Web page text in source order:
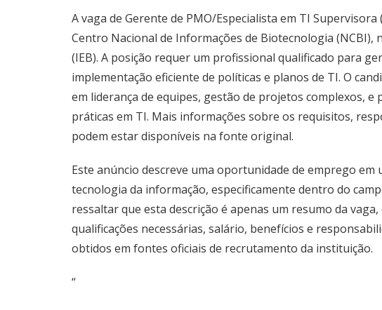
A vaga de Gerente de PMO/Especialista em TI
Centro Nacional de Informações de Biotecnologia (NCBI),
(IEB). A posição requer um profissional qualificado para
implementação eficiente de políticas e planos de TI. O
em liderança de equipes, gestão de projetos complexos,
práticas em TI. Mais informações sobre os requisitos,
podem estar disponíveis na fonte original.
Este anúncio descreve uma oportunidade de emprego
tecnologia da informação, especificamente dentro do
ressaltar que esta descrição é apenas um resumo da
qualificações necessárias, salário, benefícios e
obtidos em fontes oficiais de recrutamento da instituição.
“